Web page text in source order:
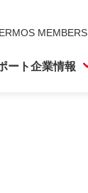
MEMBERS
ート企業情報